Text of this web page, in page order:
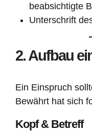
beabsichtigte
Unterschrift
2. Aufbau
Ein Einspruch
Bewährt hat sich
Kopf & Betreff